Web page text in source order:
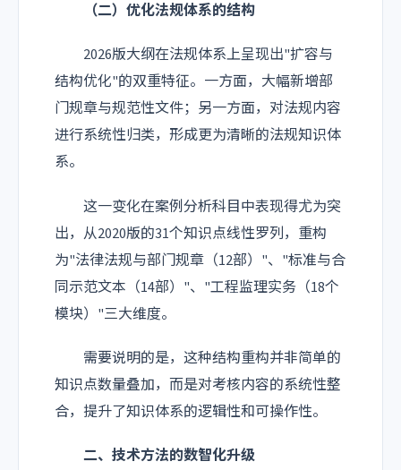
（二）优化法规体系的结构
2026版大纲在法规体系上呈现出"扩容与
结构优化"的双重特征。一方面，大幅新增部
门规章与规范性文件；另一方面，对法规内容
进行系统性归类，形成更为清晰的法规知识体
系。
这一变化在案例分析科目中表现得尤为突
出，从2020版的31个知识点线性罗列，重构
为"法律法规与部门规章（12部）"、"标准与合
同示范文本（14部）"、"工程监理实务（18个
模块）"三大维度。
需要说明的是，这种结构重构并非简单的
知识点数量叠加，而是对考核内容的系统性整
合，提升了知识体系的逻辑性和可操作性。
二、技术方法的数智化升级